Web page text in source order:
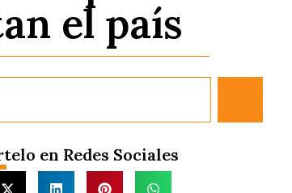
el país
en Redes Sociales